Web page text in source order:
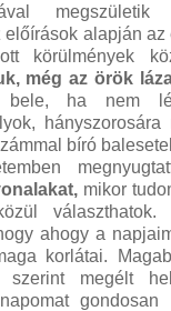
megszületik
előírások alapján az
körülmények
még az örök
bele, ha nem
bíró
mikor
választhatok.
ahogy a
korlátai.
szerint megélt
gondosan